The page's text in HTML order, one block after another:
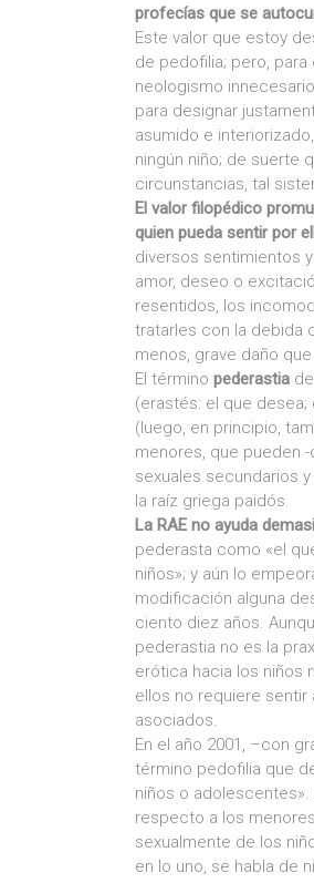
profecías que se
Este valor que estoy
de pedofilia; pero,
neologismo
para designar
asumido e
ningún niño; de suerte
circunstancias, tal
El valor filopédico
quien pueda sentir por
diversos sentimientos
amor, deseo o
resentidos, los
tratarles con la debida
menos, grave daño
El término pederastia
(erastés: el que desea;
(luego, en principio,
menores, que pueden
sexuales secundarios
la raíz griega paidós.
La RAE no ayuda
pederasta como «el
niños»; y aún lo
modificación alguna
ciento diez años.
pederastia no es la
erótica hacia los niños
ellos no requiere
asociados.
En el año 2001, –con
término pedofilia que
niños o
respecto a los
sexualmente de los
en lo uno, se habla de